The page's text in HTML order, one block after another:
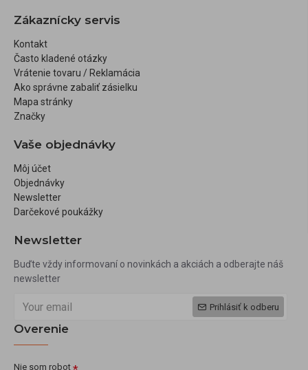
Zákaznícky servis
Kontakt
Často kladené otázky
Vrátenie tovaru / Reklamácia
Ako správne zabaliť zásielku
Mapa stránky
Značky
Vaše objednávky
Môj účet
Objednávky
Newsletter
Darčekové poukážky
Newsletter
Buďte vždy informovaní o novinkách a akciách a odberajte náš
newsletter
Prihlásiť k odberu
Overenie
Nie som robot